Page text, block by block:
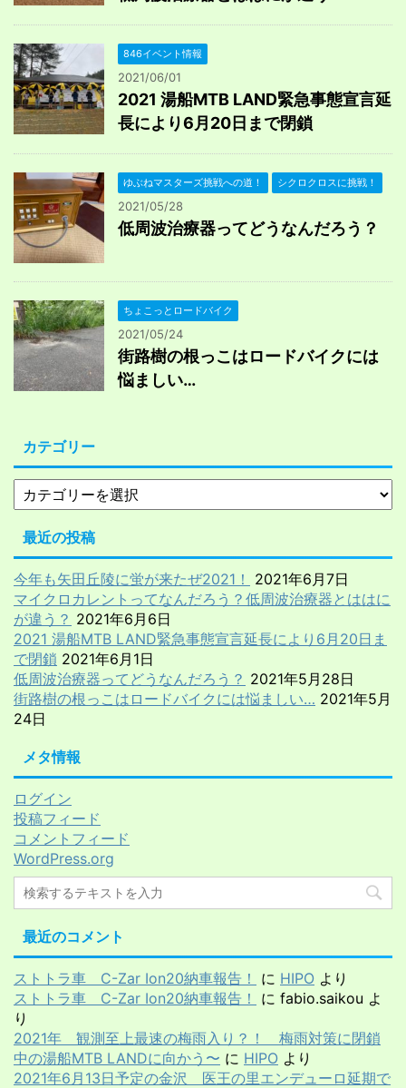
846イベント情報
2021/06/01
2021 湯船MTB LAND緊急事態宣言延
長により6月20日まで閉鎖
ゆぶねマスターズ挑戦への道！ シクロクロスに挑戦！
2021/05/28
低周波治療器ってどうなんだろう？
ちょこっとロードバイク
2021/05/24
街路樹の根っこはロードバイクには
悩ましい…
カテゴリー
最近の投稿
今年も矢田丘陵に蛍が来たぜ2021！
2021年6月7日
マイクロカレントってなんだろう？低周波治療器とははに
が違う？ 2021年6月6日
2021 湯船MTB LAND緊急事態宣言延長により6月20日ま
で閉鎖 2021年6月1日
低周波治療器ってどうなんだろう？ 2021年5月28日
街路樹の根っこはロードバイクには悩ましい… 2021年5月
24日
メタ情報
ログイン
投稿フィード
コメントフィード
WordPress.org
最近のコメント
ストトラ車 C-Zar Ion20納車報告！ に HIPO より
ストトラ車 C-Zar Ion20納車報告！
に fabio.saikou よ
り
2021年 観測至上最速の梅雨入り？！ 梅雨対策に閉鎖
中の湯船MTB LANDに向かう〜 に HIPO より
2021年6月13日予定の金沢 医王の里エンデューロ延期で